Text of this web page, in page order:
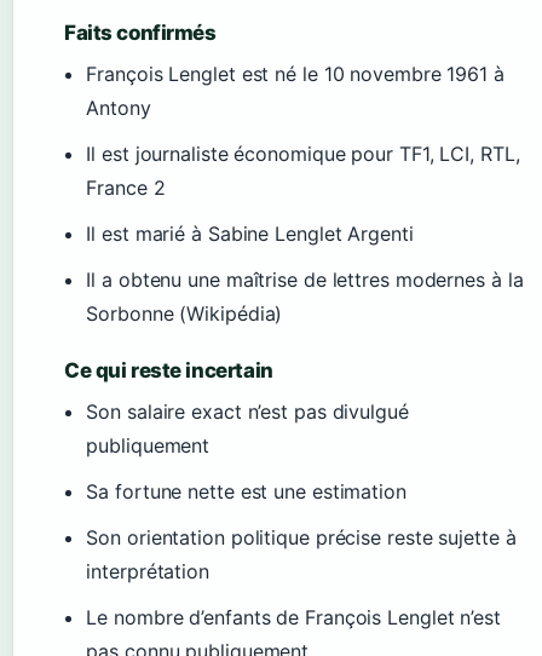
Faits confirmés
François Lenglet est né le 10 novembre 1961 à
Antony
Il est journaliste économique pour TF1, LCI, RTL,
France 2
Il est marié à Sabine Lenglet Argenti
Il a obtenu une maîtrise de lettres modernes à la
Sorbonne (Wikipédia)
Ce qui reste incertain
Son salaire exact n’est pas divulgué
publiquement
Sa fortune nette est une estimation
Son orientation politique précise reste sujette à
interprétation
Le nombre d’enfants de François Lenglet n’est